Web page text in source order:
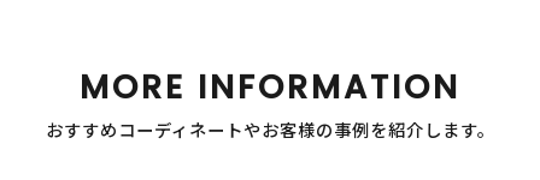
MORE INFORMATION
おすすめコーディネートやお客様の事例を紹介します。